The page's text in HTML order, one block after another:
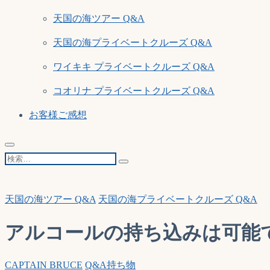
天国の海ツアー Q&A
天国の海プライベートクルーズ Q&A
ワイキキ プライベートクルーズ Q&A
コオリナ プライベートクルーズ Q&A
お客様ご感想
検
天国の海ツアー Q&A 天国の海プライベートクルーズ Q&A
アルコールの持ち込みは可能
CAPTAIN BRUCE Q&A持ち物